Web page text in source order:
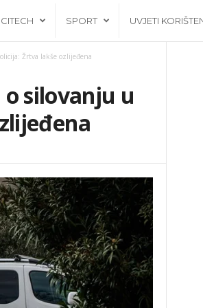
SPORT UVJETI
Žrtva lakše ozlijeđena
silovanju u